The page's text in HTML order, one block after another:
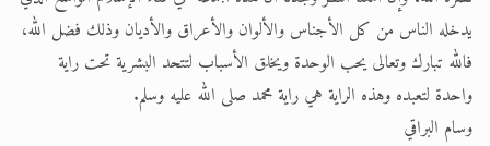
يدخله الناس من كل الأجناس والألوان والأعراق والأديان وذلك فضل الله،
فالله تبارك وتعالى يحب الوحدة ويخلق الأسباب لتتحد البشرية تحت راية
واحدة لتعبده وهذه الراية هي راية محمد صلى الله عليه وسلم.
وسام البراقي